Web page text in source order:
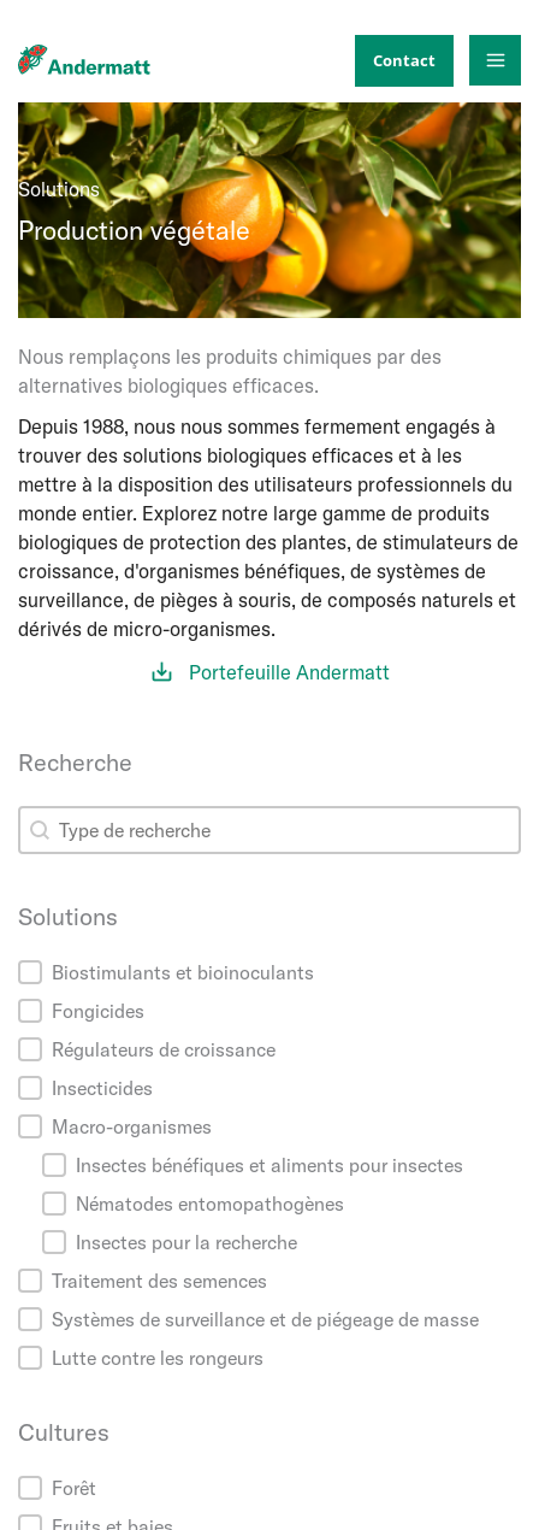
au
Contact
Solutions
Production végétale
Nous remplaçons les produits chimiques par des
alternatives biologiques efficaces.
Depuis 1988, nous nous sommes fermement engagés à
trouver des solutions biologiques efficaces et à les
mettre à la disposition des utilisateurs professionnels du
monde entier. Explorez notre large gamme de produits
biologiques de protection des plantes, de stimulateurs de
croissance, d'organismes bénéfiques, de systèmes de
surveillance, de pièges à souris, de composés naturels et
dérivés de micro-organismes.
Portefeuille Andermatt
Recherche
Recherche
Recherche
Solutions
Solutions
Biostimulants et bioinoculants
Fongicides
Régulateurs de croissance
Insecticides
Macro-organismes
Insectes bénéfiques et aliments pour insectes
Nématodes entomopathogènes
Insectes pour la recherche
Traitement des semences
Systèmes de surveillance et de piégeage de masse
Lutte contre les rongeurs
Cultures
Cultures
Forêt